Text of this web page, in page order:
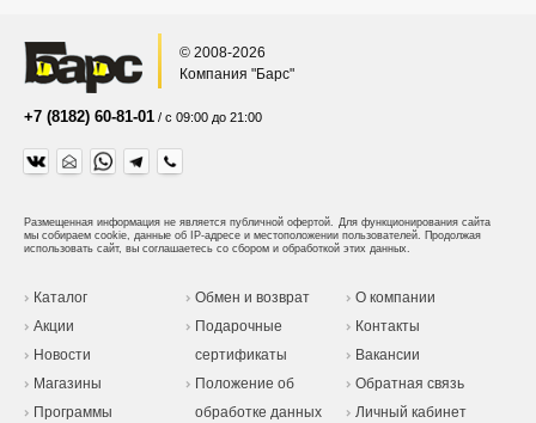
© 2008-2026
Компания "Барс"
+7 (8182) 60-81-01 / с 09:00 до 21:00
Размещенная информация не является публичной офертой. Для функционирования сайта
мы собираем cookie, данные об IP-адресе и местоположении пользователей. Продолжая
использовать сайт, вы соглашаетесь со сбором и обработкой этих данных.
Каталог
Акции
Новости
Магазины
Программы
Обмен и возврат
Подарочные
сертификаты
Положение об
обработке данных
О компании
Контакты
Вакансии
Обратная связь
Личный кабинет